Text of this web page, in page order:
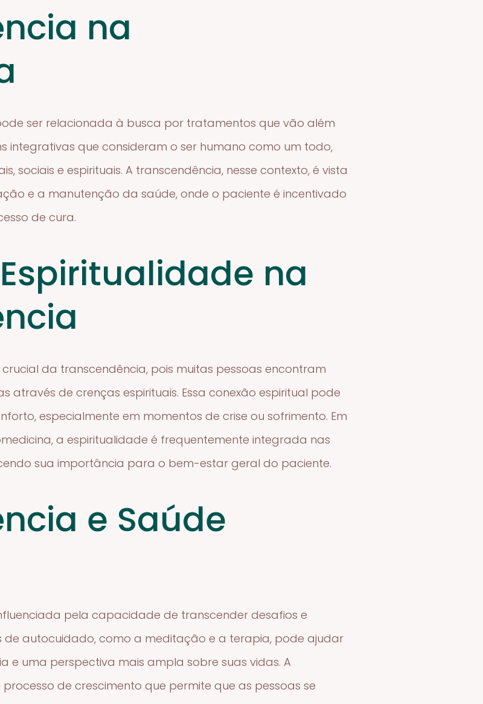
na
ser relacionada à busca por tratamentos que vão além
integrativas que consideram o ser humano como um todo,
sociais e espirituais. A transcendência, nesse contexto, é vista
e a manutenção da saúde, onde o paciente é incentivado
de cura.
na
da transcendência, pois muitas pessoas encontram
através de crenças espirituais. Essa conexão espiritual pode
especialmente em momentos de crise ou sofrimento. Em
a espiritualidade é frequentemente integrada nas
sua importância para o bem-estar geral do paciente.
e Saúde
pela capacidade de transcender desafios e
de autocuidado, como a meditação e a terapia, pode ajudar
e uma perspectiva mais ampla sobre suas vidas. A
de crescimento que permite que as pessoas se